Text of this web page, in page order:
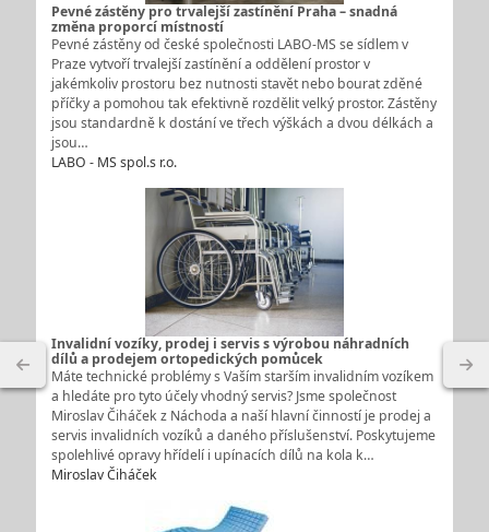
Pevné zástěny pro trvalejší zastínění Praha – snadná
změna proporcí místností
Pevné zástěny od české společnosti LABO-MS se sídlem v
Praze vytvoří trvalejší zastínění a oddělení prostor v
jakémkoliv prostoru bez nutnosti stavět nebo bourat zděné
příčky a pomohou tak efektivně rozdělit velký prostor. Zástěny
jsou standardně k dostání ve třech výškách a dvou délkách a
jsou…
LABO - MS spol.s r.o.
Invalidní vozíky, prodej i servis s výrobou náhradních
dílů a prodejem ortopedických pomůcek
Máte technické problémy s Vaším starším invalidním vozíkem
a hledáte pro tyto účely vhodný servis? Jsme společnost
Miroslav Čiháček z Náchoda a naší hlavní činností je prodej a
servis invalidních vozíků a daného příslušenství. Poskytujeme
spolehlivé opravy hřídelí i upínacích dílů na kola k…
Miroslav Čiháček